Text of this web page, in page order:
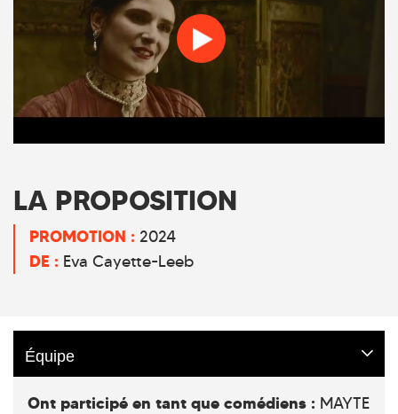
LA PROPOSITION
PROMOTION : 2024
DE : Eva Cayette-Leeb
Équipe
Ont participé en tant que comédiens : MAYTE